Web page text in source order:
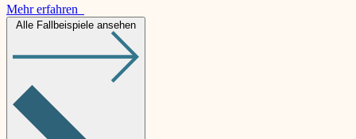
Mehr erfahren
Alle Fallbeispiele ansehen